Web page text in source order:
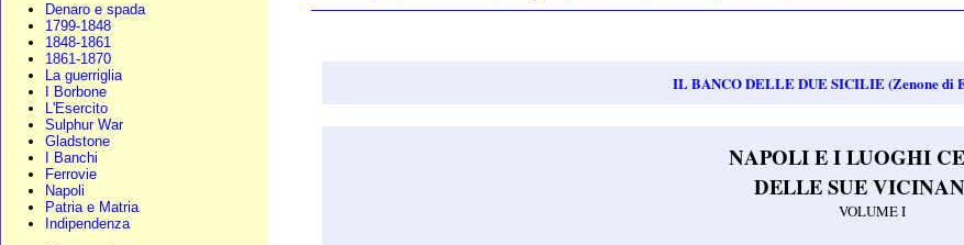
Denaro e spada
1799-1848
1848-1861
1861-1870
La guerriglia
I Borbone
L'Esercito
Sulphur War
Gladstone
I Banchi
Ferrovie
Napoli
Patria e Matria
Indipendenza
IL BANCO DELLE DUE SICILIE (Zenone di
NAPOLI E I LUOGHI
DELLE SUE
VOLUME I